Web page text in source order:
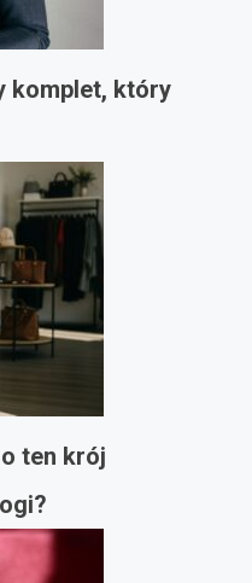
komplet, który
ten krój